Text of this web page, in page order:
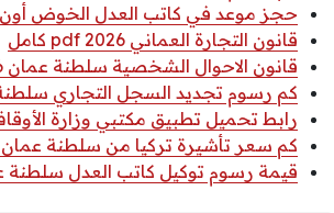
حجز موعد في كاتب العدل الخوض أون
قانون التجارة العماني 2026 pdf كامل
قانون الاحوال الشخصية سلطنة عمان 2026
كم رسوم تجديد السجل التجاري سلطنة
رابط تحميل تطبيق مكتبي وزارة الأوقاف
كم سعر تأشيرة تركيا من سلطنة عمان 2026
قيمة رسوم توكيل كاتب العدل سلطنة